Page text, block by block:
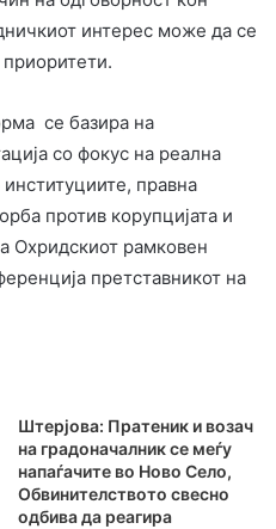
интерес може да се
се базира на
со фокус на реална
правна
против корупцијата и
Охридскиот рамковен
претставникот на
Штерјова: Пратеник и возач
на градоначалник се меѓу
напаѓачите во Ново Село,
Обвинителството свесно
одбива да реагира